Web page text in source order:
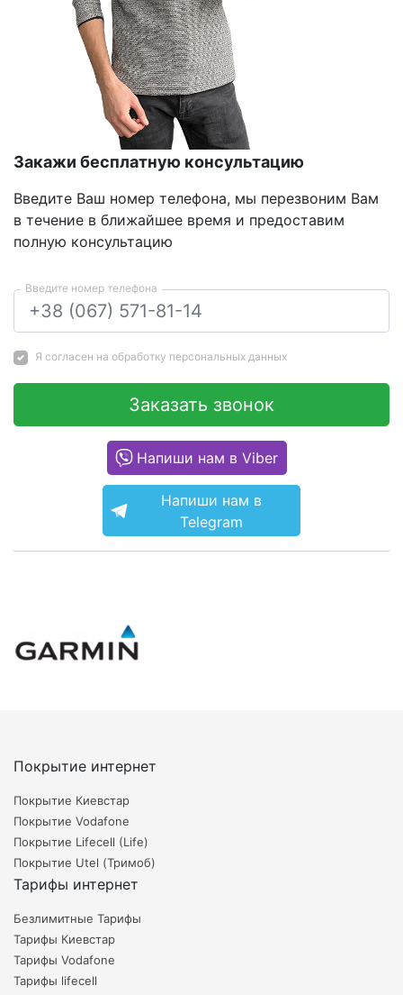
Закажи бесплатную консультацию
Введите Ваш номер телефона, мы перезвоним Вам
в течение в ближайшее время и предоставим
полную консультацию
Введите номер телефона
Я согласен на обработку персональных данных
Заказать звонок
Напиши нам в Viber
Напиши нам в
Telegram
Покрытие интернет
Покрытие Киевстар
Покрытие Vodafone
Покрытие Lifecell (Life)
Покрытие Utel (Тримоб)
Тарифы интернет
Безлимитные Тарифы
Тарифы Киевстар
Тарифы Vodafone
Тарифы lifecell